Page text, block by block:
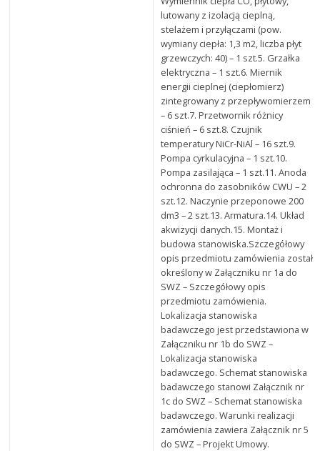
lutowany z izolacją cieplną,
stelażem i przyłączami (pow.
wymiany ciepła: 1,3 m2, liczba płyt
grzewczych: 40) – 1 szt.5. Grzałka
elektryczna – 1 szt.6. Miernik
energii cieplnej (ciepłomierz)
zintegrowany z przepływomierzem
– 6 szt.7. Przetwornik różnicy
ciśnień – 6 szt.8. Czujnik
temperatury NiCr-NiAl – 16 szt.9.
Pompa cyrkulacyjna – 1 szt.10.
Pompa zasilająca – 1 szt.11. Anoda
ochronna do zasobników CWU – 2
szt.12. Naczynie przeponowe 200
dm3 – 2 szt.13. Armatura.14. Układ
akwizycji danych.15. Montaż i
budowa stanowiska.Szczegółowy
opis przedmiotu zamówienia został
określony w Załączniku nr 1a do
SWZ – Szczegółowy opis
przedmiotu zamówienia.
Lokalizacja stanowiska
badawczego jest przedstawiona w
Załączniku nr 1b do SWZ –
Lokalizacja stanowiska
badawczego. Schemat stanowiska
badawczego stanowi Załącznik nr
1c do SWZ – Schemat stanowiska
badawczego. Warunki realizacji
zamówienia zawiera Załącznik nr 5
do SWZ – Projekt Umowy.